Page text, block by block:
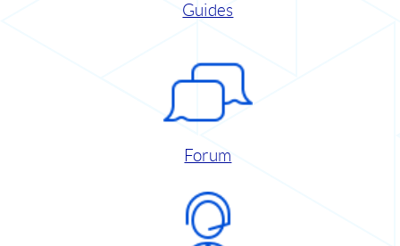
Guides
Forum